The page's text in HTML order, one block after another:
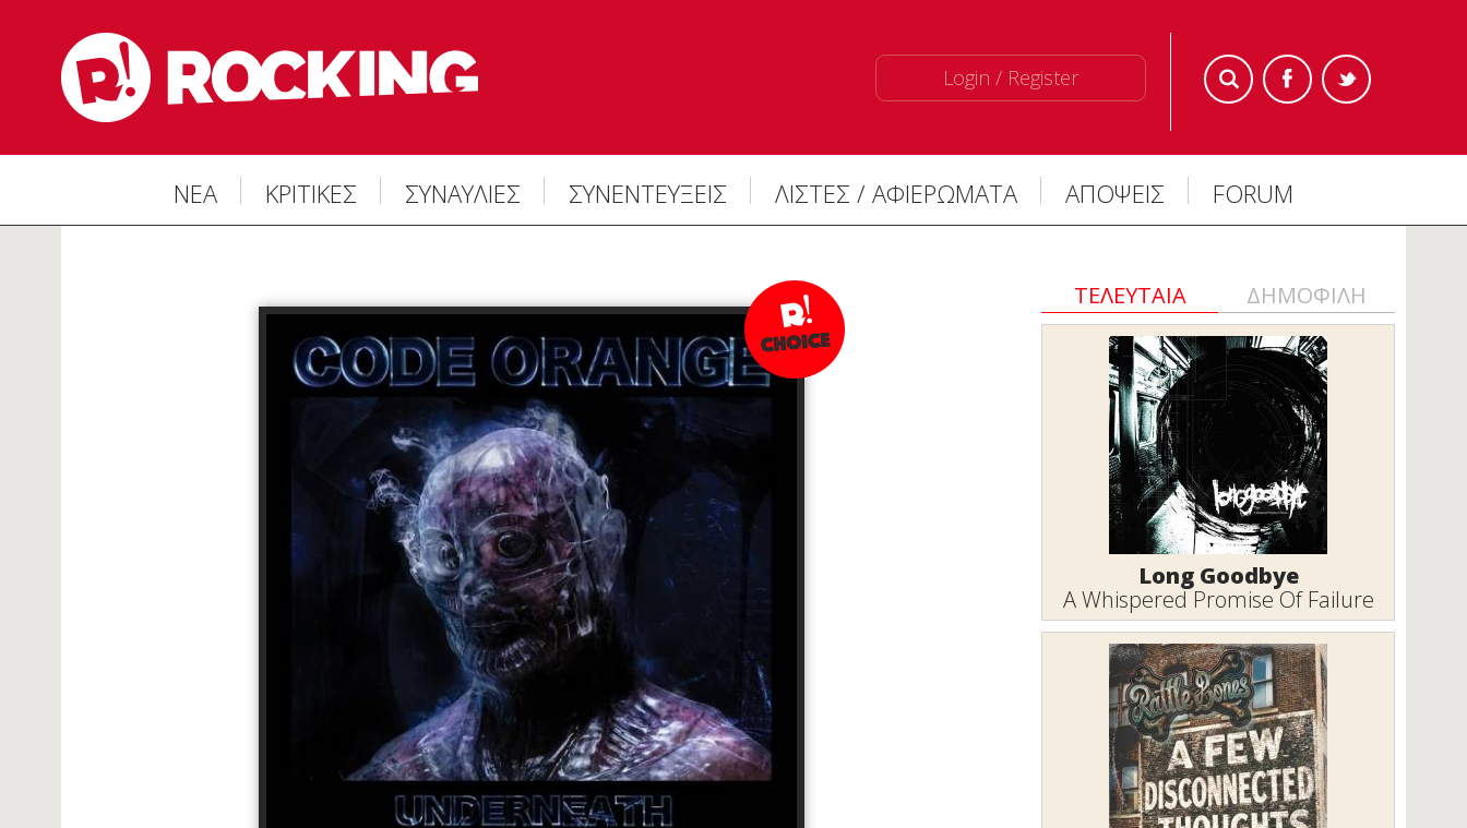
Login / Register
ΝΕΑ ΚΡΙΤΙΚΕΣ ΣΥΝΑΥΛΙΕΣ ΣΥΝΕΝΤΕΥΞΕΙΣ ΛΙΣΤΕΣ / ΑΦΙΕΡΩΜΑΤΑ ΑΠΟΨΕΙΣ FORUM
ΤΕΛΕΥΤΑΙΑ ΔΗΜΟΦΙΛΗ
Long Goodbye
A Whispered Promise Of Failure